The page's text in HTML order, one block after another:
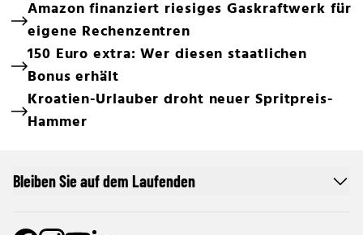
Amazon finanziert riesiges Gaskraftwerk für
eigene Rechenzentren
150 Euro extra: Wer diesen staatlichen
Bonus erhält
Kroatien-Urlauber droht neuer Spritpreis-
Hammer
Bleiben Sie auf dem Laufenden